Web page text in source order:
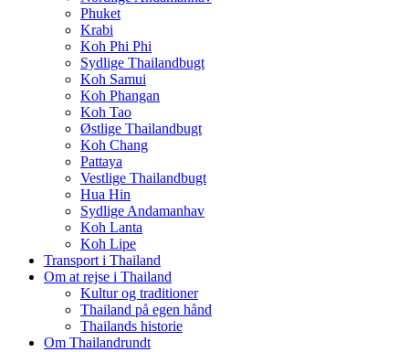
Phuket
Krabi
Koh Phi Phi
Sydlige Thailandbugt
Koh Samui
Koh Phangan
Koh Tao
Østlige Thailandbugt
Koh Chang
Pattaya
Vestlige Thailandbugt
Hua Hin
Sydlige Andamanhav
Koh Lanta
Koh Lipe
Transport i Thailand
Om at rejse i Thailand
Kultur og traditioner
Thailand på egen hånd
Thailands historie
Om Thailandrundt